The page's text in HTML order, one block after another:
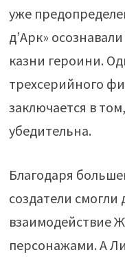
уже
д’Арк»
казни героини.
трехсерийного
заключается в
убедительна.
Благодаря
создатели смогли
взаимодействие
персонажами. А